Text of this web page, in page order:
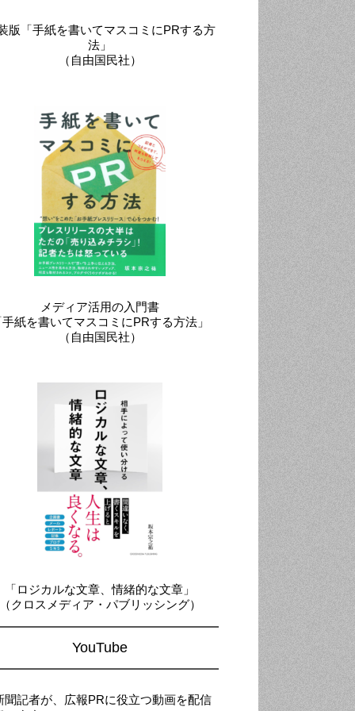
版「手紙を書いてマスコミにPRする方
法」
（自由国民社）
メディア活用の入門書
紙を書いてマスコミにPRする方法」
（自由国民社）
「ロジカルな文章、情緒的な文章」
クロスメディア・パブリッシング）
YouTube
聞記者が、広報PRに役立つ動画を配信